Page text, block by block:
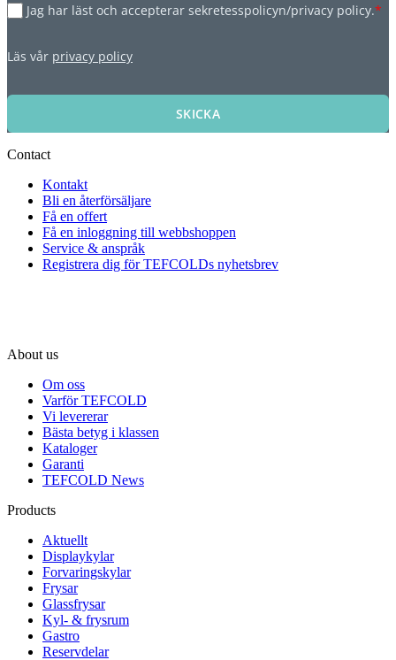
Jag har läst och accepterar sekretesspolicyn/privacy policy.*
Läs vår privacy policy
SKICKA
Contact
Kontakt
Bli en återförsäljare
Få en offert
Få en inloggning till webbshoppen
Service & anspråk
Registrera dig för TEFCOLDs nyhetsbrev
About us
Om oss
Varför TEFCOLD
Vi levererar
Bästa betyg i klassen
Kataloger
Garanti
TEFCOLD News
Products
Aktuellt
Displaykylar
Forvaringskylar
Frysar
Glassfrysar
Kyl- & frysrum
Gastro
Reservdelar